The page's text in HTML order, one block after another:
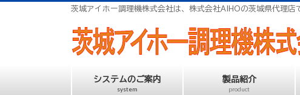
コ
ナ
茨城アイホー調理機株式会社は、株式会社AIHOの茨城県代理店
システムのご案内
system
製品紹介
product